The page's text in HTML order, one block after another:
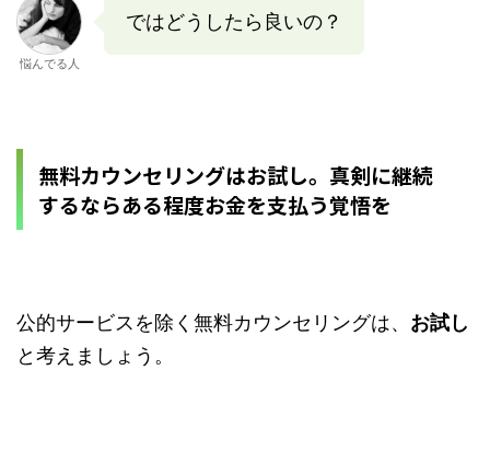
悩んでる人
ではどうしたら良いの？
無料カウンセリングはお試し。真剣に継続
するならある程度お金を支払う覚悟を
公的サービスを除く無料カウンセリングは、 お試し
と考えましょう。